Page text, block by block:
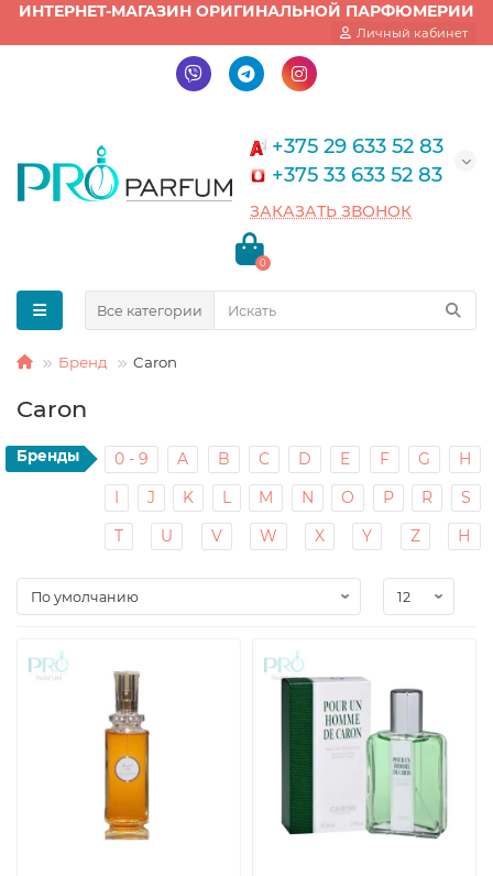
Личный кабинет
ИНТЕРНЕТ-МАГАЗИН ОРИГИНАЛЬНОЙ ПАРФЮМЕРИИ
+375 29 633 52 83
+375 33 633 52 83
ЗАКАЗАТЬ ЗВОНОК
0
Все категории
Бренд Caron
Caron
Бренды 0 - 9 A B C D E F G
H
I
J K L M N O P R
S
T
U V W X Y Z Н